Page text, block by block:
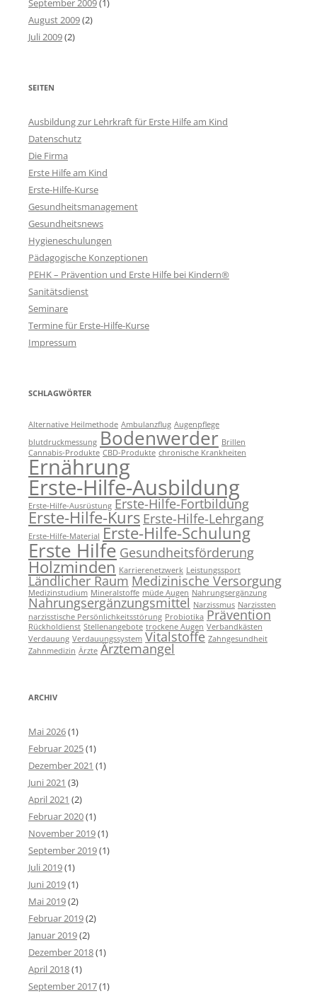
September 2009(1)
August 2009(2)
Juli 2009(2)
SEITEN
Ausbildung zur Lehrkraft für Erste Hilfe am Kind
Datenschutz
Die Firma
Erste Hilfe am Kind
Erste-Hilfe-Kurse
Gesundheitsmanagement
Gesundheitsnews
Hygieneschulungen
Pädagogische Konzeptionen
PEHK – Prävention und Erste Hilfe bei Kindern®
Sanitätsdienst
Seminare
Termine für Erste-Hilfe-Kurse
Impressum
SCHLAGWÖRTER
Alternative Heilmethode Ambulanzflug Augenpflege
blutdruckmessung Bodenwerder Brillen
Cannabis-Produkte CBD-Produkte chronische Krankheiten
Ernährung
Erste-Hilfe-Ausbildung
Erste-Hilfe-Ausrüstung Erste-Hilfe-Fortbildung
Erste-Hilfe-Kurs Erste-Hilfe-Lehrgang
Erste-Hilfe-Material Erste-Hilfe-Schulung
Erste Hilfe Gesundheitsförderung
Holzminden Karrierenetzwerk Leistungssport
Ländlicher Raum Medizinische Versorgung
Medizinstudium Mineralstoffe müde Augen Nahrungsergänzung
Nahrungsergänzungsmittel Narzissmus Narzissten
narzisstische Persönlichkeitsstörung Probiotika Prävention
Rückholdienst Stellenangebote trockene Augen Verbandkästen
Verdauung Verdauungssystem Vitalstoffe Zahngesundheit
Zahnmedizin Ärzte Ärztemangel
ARCHIV
Mai 2026(1)
Februar 2025(1)
Dezember 2021 (1)
Juni 2021 (3)
April 2021 (2)
Februar 2020(1)
November 2019(1)
September 2019(1)
Juli 2019(1)
Juni 2019(1)
Mai 2019(2)
Februar 2019(2)
Januar 2019(2)
Dezember 2018(1)
April 2018(1)
September 2017(1)